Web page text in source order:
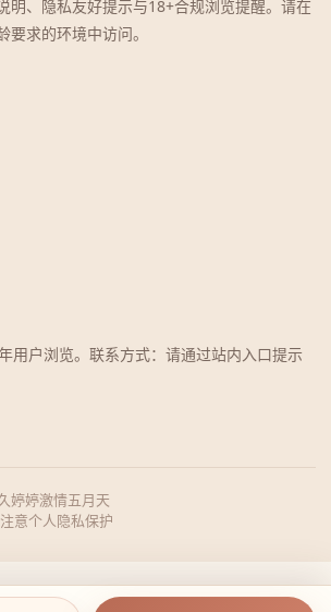
明、隐私友好提示与18+合规浏览提醒。请在
求的环境中访问。
用户浏览。联系方式：请通过站内入口提示
婷婷激情五月天
意个人隐私保护